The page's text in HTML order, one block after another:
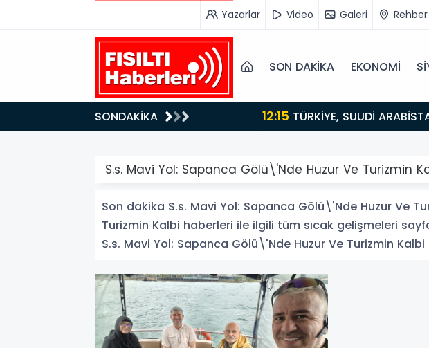
Yazarlar Video Galeri Rehber
SON DAKİKA EKONOMİ
SONDAKİKA
İMZALANDI!
S.s. Mavi Yol: Sapanca Gölü\'Nde Huzur Ve Turizmin
Son dakika S.s. Mavi Yol: Sapanca Gölü\'Nde Huzur Ve
Turizmin Kalbi haberleri ile ilgili tüm sıcak gelişmeleri
S.s. Mavi Yol: Sapanca Gölü\'Nde Huzur Ve Turizmin